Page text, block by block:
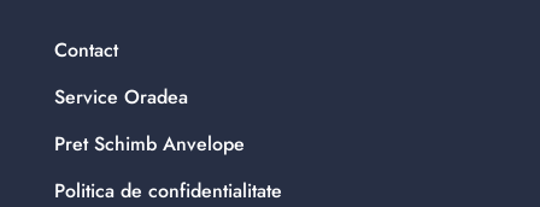
Contact
Service Oradea
Pret Schimb Anvelope
Politica de confidentialitate